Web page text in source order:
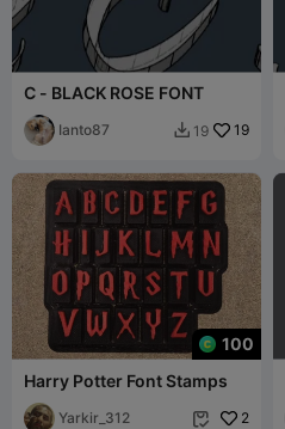
C - BLACK ROSE FONT
Ianto87  19 19
100
Harry Potter Font Stamps
Yarkir_312  2